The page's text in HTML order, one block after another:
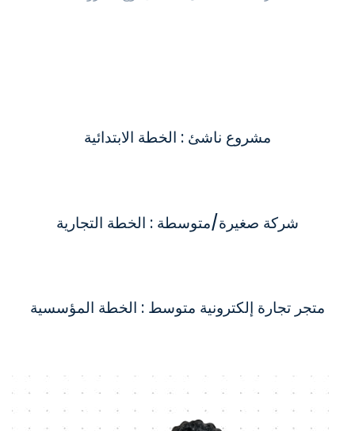
مشروع ناشئ : الخطة الابتدائية
شركة صغيرة/متوسطة : الخطة التجارية
متجر تجارة إلكترونية متوسط : الخطة المؤسسية
موقع كبير باحتياجات أداء عالية : الخطة الاحترافية